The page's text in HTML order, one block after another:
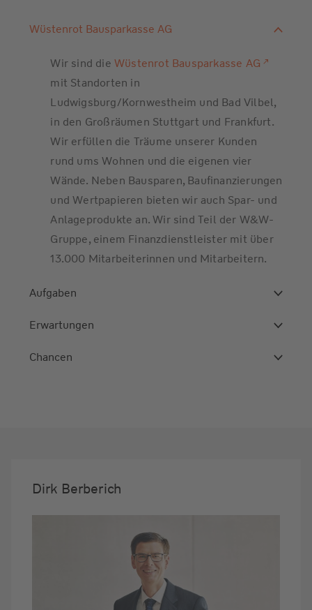
Wüstenrot Bausparkasse AG
Wir sind die Wüstenrot Bausparkasse AG
mit Standorten in
Ludwigsburg/Kornwestheim und Bad Vilbel,
in den Großräumen Stuttgart und Frankfurt.
Wir erfüllen die Träume unserer Kunden
rund ums Wohnen und die eigenen vier
Wände. Neben Bausparen, Baufinanzierungen
und Wertpapieren bieten wir auch Spar- und
Anlageprodukte an. Wir sind Teil der W&W-
Gruppe, einem Finanzdienstleister mit über
13.000 Mitarbeiterinnen und Mitarbeitern.
Aufgaben
Erwartungen
Chancen
Dirk Berberich